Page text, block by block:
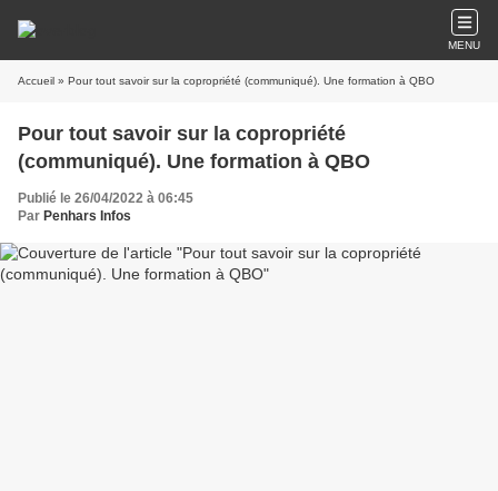
MENU
Accueil » Pour tout savoir sur la copropriété (communiqué). Une formation à QBO
Pour tout savoir sur la copropriété
(communiqué). Une formation à QBO
Publié le 26/04/2022 à 06:45
Par Penhars Infos